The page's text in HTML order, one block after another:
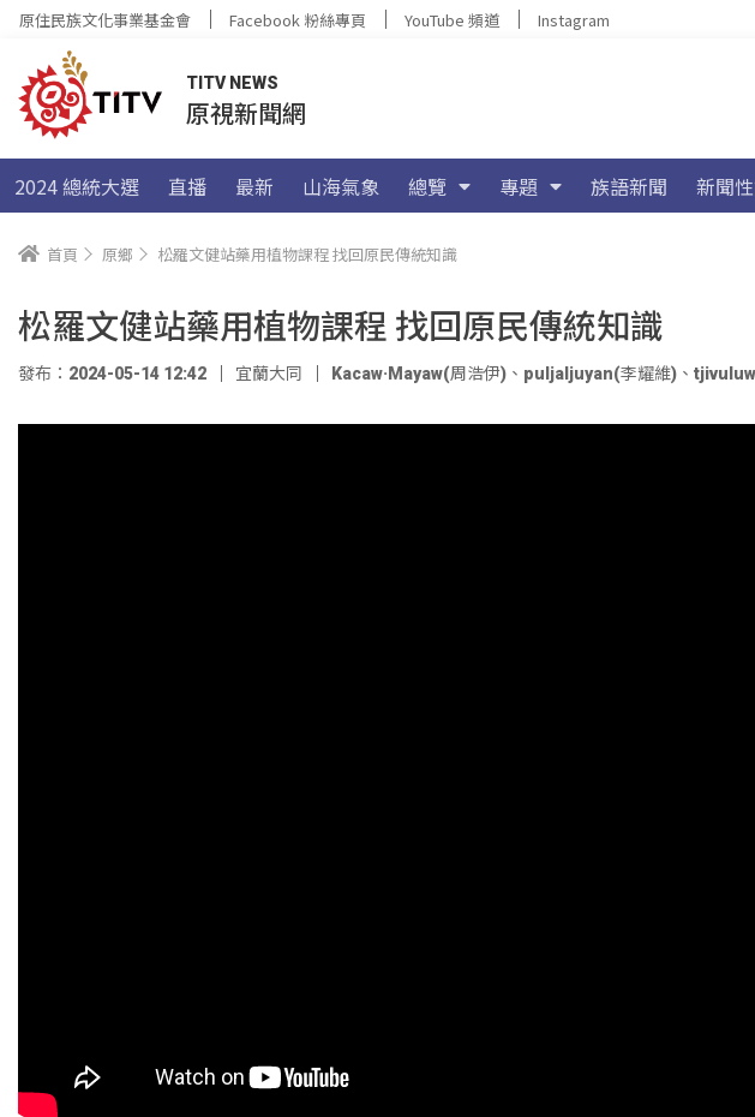
原住民族文化事業基金會 Facebook 粉絲專頁 YouTube 頻道 Instagram
TITV NEWS
原視新聞網
2024 總統大選 直播 最新 山海氣象 總覽 專題 族語新聞 新聞
首頁 原鄉 松羅文健站藥用植物課程 找回原民傳統知識
松羅文健站藥用植物課程 找回原民傳統知識
發布：2024-05-14 12:42 宜蘭大同 Kacaw·Mayaw(周浩伊) 、 puljaljuyan(李耀維) 、